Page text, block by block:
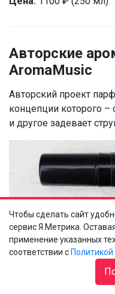
Авторские
AromaMusic
Авторский проект
концепции которого –
и другое задевает
Чтобы сделать сайт
сервис Я.Метрика.
применение указанных
соответствии с